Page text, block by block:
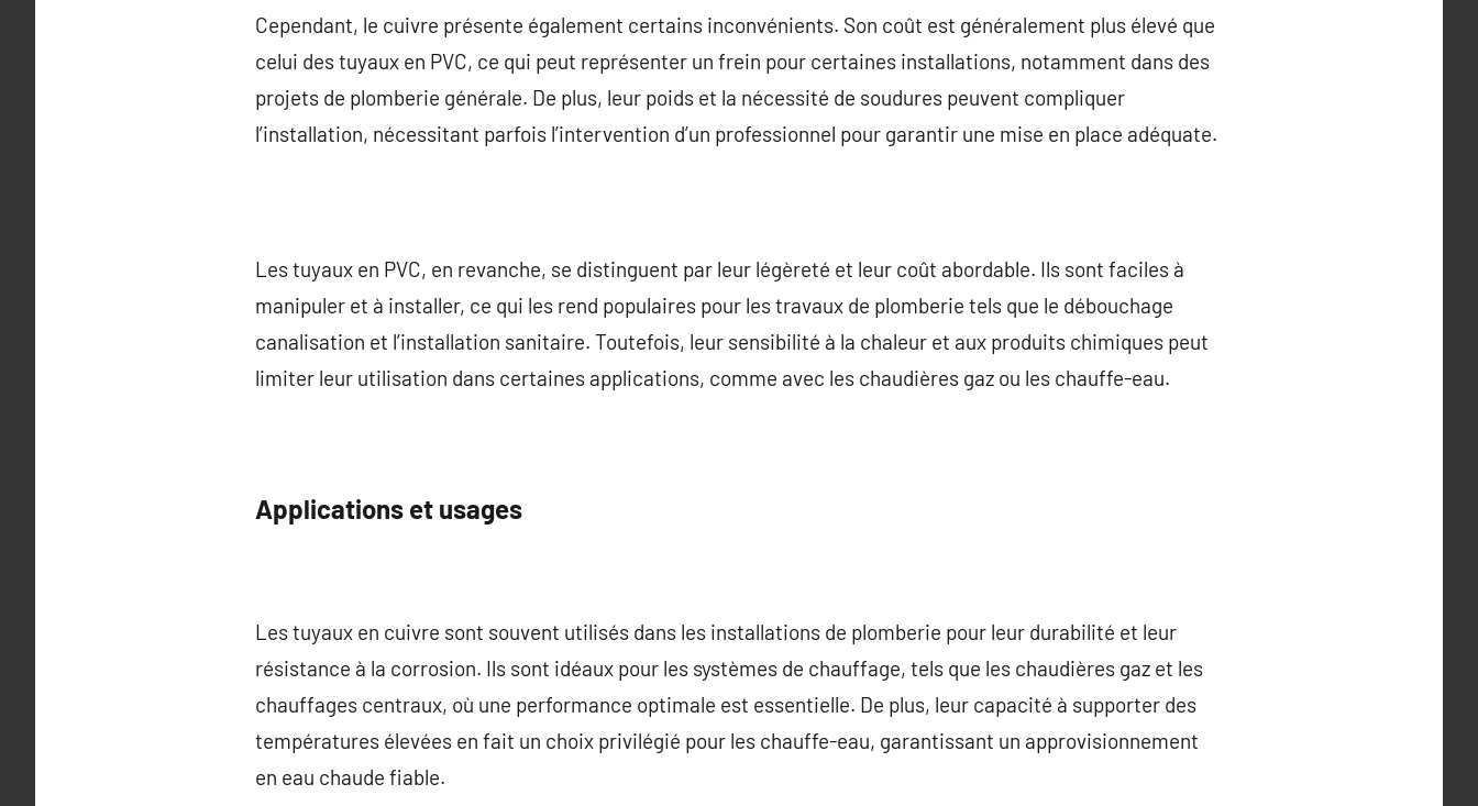
Cependant, le cuivre présente également certains inconvénients. Son coût est généralement plus élevé que
celui des tuyaux en PVC, ce qui peut représenter un frein pour certaines installations, notamment dans des
projets de plomberie générale. De plus, leur poids et la nécessité de soudures peuvent compliquer
l’installation, nécessitant parfois l’intervention d’un professionnel pour garantir une mise en place adéquate.
Les tuyaux en PVC, en revanche, se distinguent par leur légèreté et leur coût abordable. Ils sont faciles à
manipuler et à installer, ce qui les rend populaires pour les travaux de plomberie tels que le débouchage
canalisation et l’installation sanitaire. Toutefois, leur sensibilité à la chaleur et aux produits chimiques peut
limiter leur utilisation dans certaines applications, comme avec les chaudières gaz ou les chauffe-eau.
Applications et usages
Les tuyaux en cuivre sont souvent utilisés dans les installations de plomberie pour leur durabilité et leur
résistance à la corrosion. Ils sont idéaux pour les systèmes de chauffage, tels que les chaudières gaz et les
chauffages centraux, où une performance optimale est essentielle. De plus, leur capacité à supporter des
températures élevées en fait un choix privilégié pour les chauffe-eau, garantissant un approvisionnement
en eau chaude fiable.